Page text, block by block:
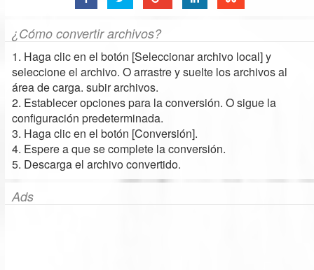
¿Cómo convertir archivos?
1. Haga clic en el botón [Seleccionar archivo local] y
seleccione el archivo. O arrastre y suelte los archivos al
área de carga. subir archivos.
2. Establecer opciones para la conversión. O sigue la
configuración predeterminada.
3. Haga clic en el botón [Conversión].
4. Espere a que se complete la conversión.
5. Descarga el archivo convertido.
Ads